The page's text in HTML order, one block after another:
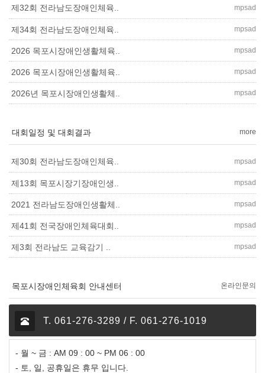
제32회 전라남도장애인체육.. mpsad
제34회 전라남도장애인체육.. mpsad
2026 목포시장애인생활체육.. mpsad
2026 목포시장애인생활체육.. mpsad
2026년 목포시장애인생활체.. mpsad
대회일정 및 대회결과 more
제30회 전라남도장애인체육.. mpsad
제13회 목포시장기장애인생.. mpsad
2021 전라남도장애인생활체.. mpsad
제41회 전국장애인체육대회.. mpsad
제3회 전라남도 교육감기 .. mpsad
목포시장애인체육회 안내센터 온라인문의
T. 061-276-3289 / F. 061-276-1019
- 월 ~ 금 : AM 09 : 00 ~ PM 06 : 00
- 토, 일, 공휴일은 휴무 입니다.